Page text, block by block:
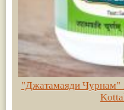
"Джатамаяди Чурнам"